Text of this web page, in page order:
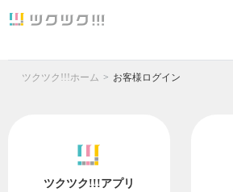
ツクツク!!!ホーム お客様ログイン
ツクツク!!!アプリ